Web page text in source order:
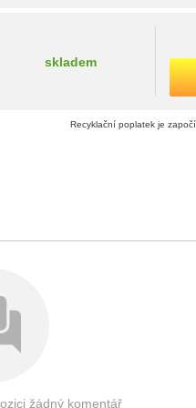
skladem
Recyklační poplatek je
žádný komentář